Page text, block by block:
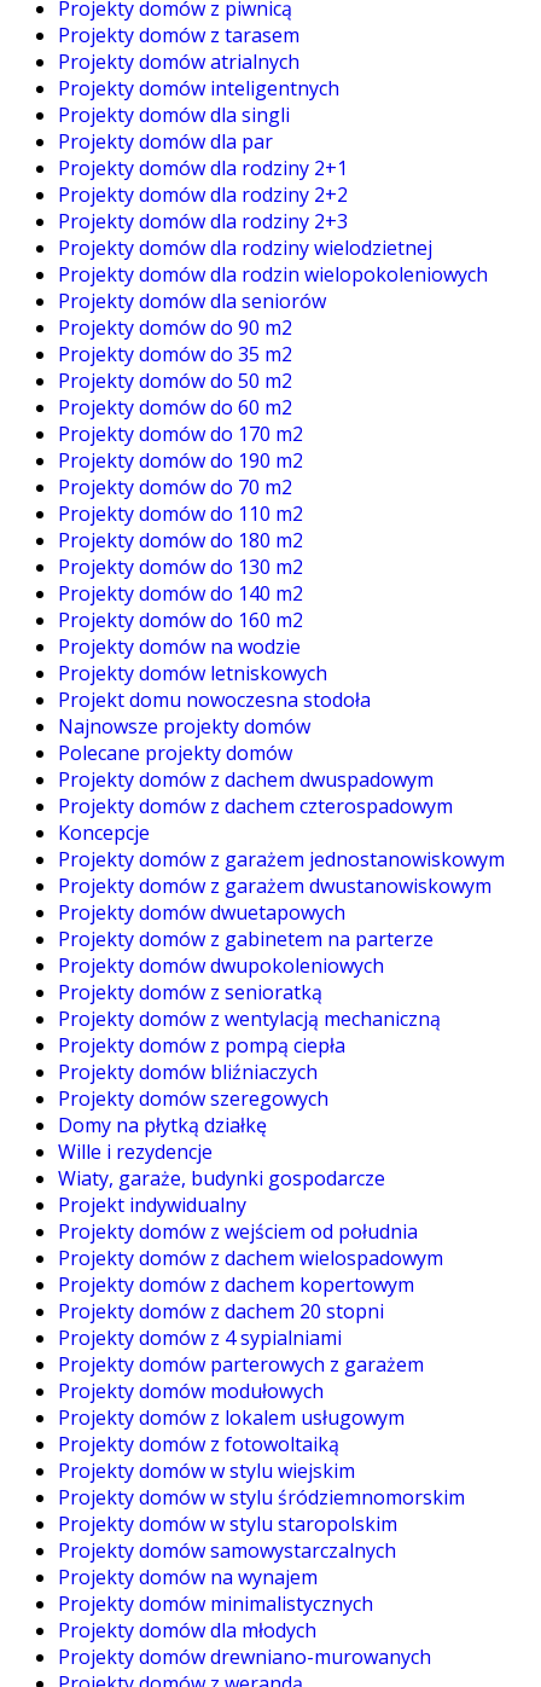
Projekty domów z piwnicą
Projekty domów z tarasem
Projekty domów atrialnych
Projekty domów inteligentnych
Projekty domów dla singli
Projekty domów dla par
Projekty domów dla rodziny 2+1
Projekty domów dla rodziny 2+2
Projekty domów dla rodziny 2+3
Projekty domów dla rodziny wielodzietnej
Projekty domów dla rodzin wielopokoleniowych
Projekty domów dla seniorów
Projekty domów do 90 m2
Projekty domów do 35 m2
Projekty domów do 50 m2
Projekty domów do 60 m2
Projekty domów do 170 m2
Projekty domów do 190 m2
Projekty domów do 70 m2
Projekty domów do 110 m2
Projekty domów do 180 m2
Projekty domów do 130 m2
Projekty domów do 140 m2
Projekty domów do 160 m2
Projekty domów na wodzie
Projekty domów letniskowych
Projekt domu nowoczesna stodoła
Najnowsze projekty domów
Polecane projekty domów
Projekty domów z dachem dwuspadowym
Projekty domów z dachem czterospadowym
Koncepcje
Projekty domów z garażem jednostanowiskowym
Projekty domów z garażem dwustanowiskowym
Projekty domów dwuetapowych
Projekty domów z gabinetem na parterze
Projekty domów dwupokoleniowych
Projekty domów z senioratką
Projekty domów z wentylacją mechaniczną
Projekty domów z pompą ciepła
Projekty domów bliźniaczych
Projekty domów szeregowych
Domy na płytką działkę
Wille i rezydencje
Wiaty, garaże, budynki gospodarcze
Projekt indywidualny
Projekty domów z wejściem od południa
Projekty domów z dachem wielospadowym
Projekty domów z dachem kopertowym
Projekty domów z dachem 20 stopni
Projekty domów z 4 sypialniami
Projekty domów parterowych z garażem
Projekty domów modułowych
Projekty domów z lokalem usługowym
Projekty domów z fotowoltaiką
Projekty domów w stylu wiejskim
Projekty domów w stylu śródziemnomorskim
Projekty domów w stylu staropolskim
Projekty domów samowystarczalnych
Projekty domów na wynajem
Projekty domów minimalistycznych
Projekty domów dla młodych
Projekty domów drewniano-murowanych